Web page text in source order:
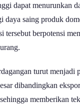
dapat menurunkan
daya saing produk
tersebut berpotensi
turut menjadi
dibandingkan
memberikan